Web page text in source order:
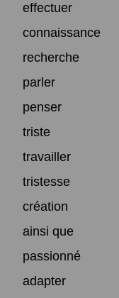
effectuer
connaissance
recherche
parler
penser
triste
travailler
tristesse
création
ainsi que
passionné
adapter